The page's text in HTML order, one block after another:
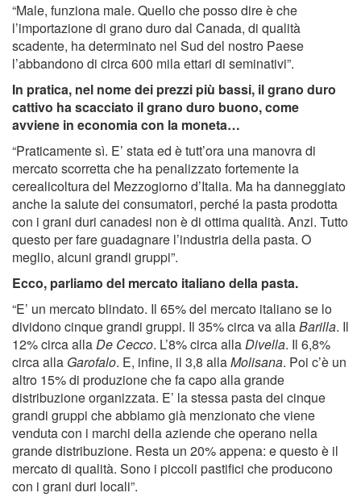
“Male, funziona male. Quello che posso dire è che
l’importazione di grano duro dal Canada, di qualità
scadente, ha determinato nel Sud del nostro Paese
l’abbandono di circa 600 mila ettari di seminativi”.
In pratica, nel nome dei prezzi più bassi, il grano duro
cattivo ha scacciato il grano duro buono, come
avviene in economia con la moneta…
“Praticamente sì. E’ stata ed è tutt’ora una manovra di
mercato scorretta che ha penalizzato fortemente la
cerealicoltura del Mezzogiorno d’Italia. Ma ha danneggiato
anche la salute dei consumatori, perché la pasta prodotta
con i grani duri canadesi non è di ottima qualità. Anzi. Tutto
questo per fare guadagnare l’industria della pasta. O
meglio, alcuni grandi gruppi”.
Ecco, parliamo del mercato italiano della pasta.
“E’ un mercato blindato. Il 65% del mercato italiano se lo
dividono cinque grandi gruppi. Il 35% circa va allaBarilla. Il
12% circa allaDe Cecco. L’8% circa allaDivella. Il 6,8%
circa alla Garofalo. E, infine, il 3,8 allaMolisana. Poi c’è un
altro 15% di produzione che fa capo alla grande
distribuzione organizzata. E’ la stessa pasta dei cinque
grandi gruppi che abbiamo già menzionato che viene
venduta con i marchi della aziende che operano nella
grande distribuzione. Resta un 20% appena: e questo è il
mercato di qualità. Sono i piccoli pastifici che producono
con i grani duri locali”.